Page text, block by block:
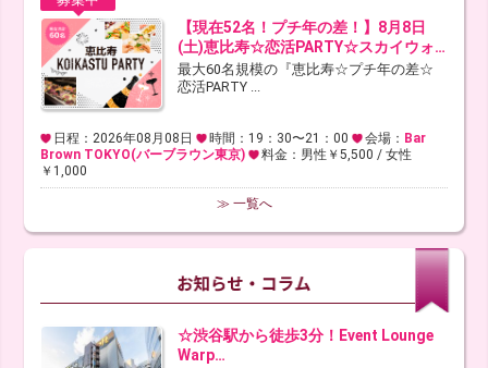
【現在52名！プチ年の差！】8月8日
(土)恵比寿☆恋活PARTY☆スカイウォ…
最大60名規模の『恵比寿☆プチ年の差☆
恋活PARTY ...
日程：2026年08月08日 時間：19：30〜21：00 会場： Bar
Brown TOKYO(バーブラウン東京)
料金：男性￥5,500 / 女性
￥1,000
≫ 一覧へ
☆渋谷駅から徒歩3分！Event Lounge
Warp…